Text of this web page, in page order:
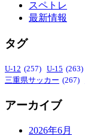
スペトレ
最新情報
タグ
U-12 (257) U-15 (263)
三重県サッカー (267)
アーカイブ
2026年6月